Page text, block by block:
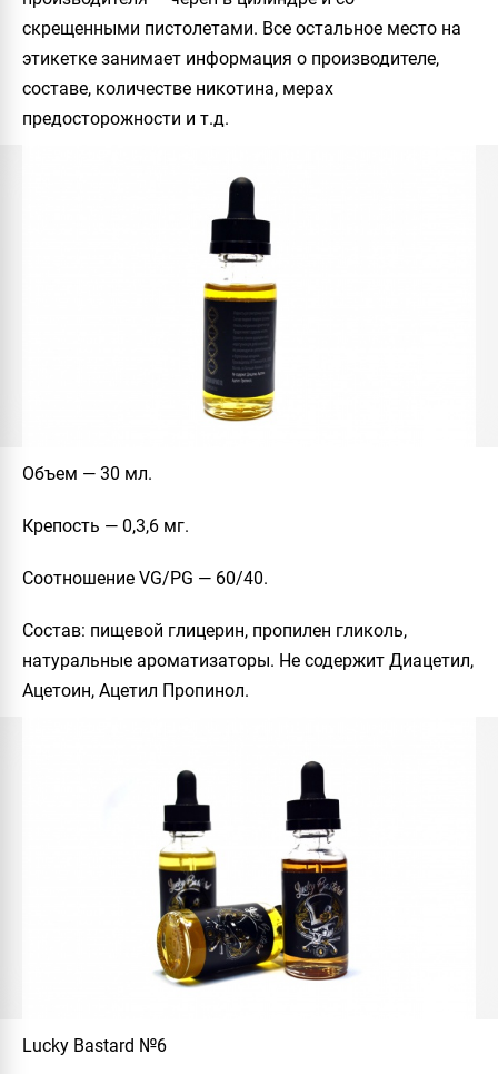
скрещенными пистолетами. Все остальное место на
этикетке занимает информация о производителе,
составе, количестве никотина, мерах
предосторожности и т.д.
Объем — 30 мл.
Крепость — 0,3,6 мг.
Соотношение VG/PG — 60/40.
Состав: пищевой глицерин, пропилен гликоль,
натуральные ароматизаторы. Не содержит Диацетил,
Ацетоин, Ацетил Пропинол.
Lucky Bastard №6